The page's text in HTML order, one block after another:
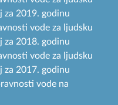
za 2019. godinu
vode za ljudsku
za 2018. godinu
vode za ljudsku
za 2017. godinu
vode na